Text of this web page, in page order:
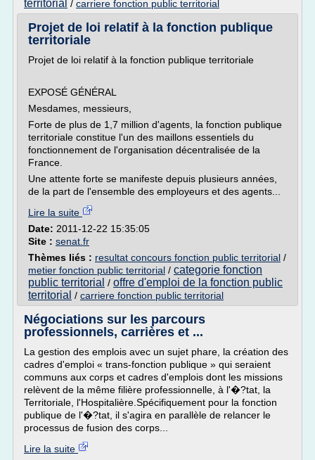
territorial / carriere fonction public territorial
Projet de loi relatif à la fonction publique
territoriale
Projet de loi relatif à la fonction publique territoriale
EXPOSÉ GÉNÉRAL
Mesdames, messieurs,
Forte de plus de 1,7 million d'agents, la fonction publique
territoriale constitue l'un des maillons essentiels du
fonctionnement de l'organisation décentralisée de la
France.
Une attente forte se manifeste depuis plusieurs années,
de la part de l'ensemble des employeurs et des agents...
Lire la suite
Date: 2011-12-22 15:35:05
Site : senat.fr
Thèmes liés : resultat concours fonction public territorial /
metier fonction public territorial / categorie fonction
public territorial / offre d'emploi de la fonction public
territorial / carriere fonction public territorial
Négociations sur les parcours
professionnels, carrières et ...
La gestion des emplois avec un sujet phare, la création des
cadres d'emploi « trans-fonction publique » qui seraient
communs aux corps et cadres d'emplois dont les missions
relèvent de la même filière professionnelle, à l'�?tat, la
Territoriale, l'Hospitalière.Spécifiquement pour la fonction
publique de l'�?tat, il s'agira en parallèle de relancer le
processus de fusion des corps...
Lire la suite